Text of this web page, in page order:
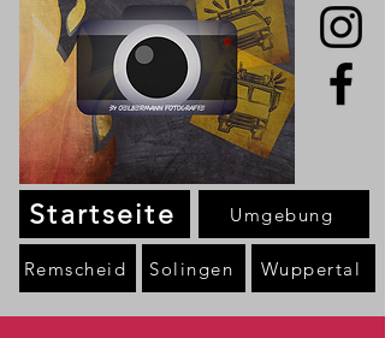
Startseite
Remscheid Solingen Wuppertal
Umgebung